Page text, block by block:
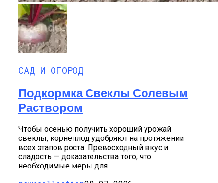
САД И ОГОРОД
Подкормка Свеклы Солевым
Раствором
Чтобы осенью получить хороший урожай
свеклы, корнеплод удобряют на протяжении
всех этапов роста. Превосходный вкус и
сладость — доказательства того, что
необходимые меры для...